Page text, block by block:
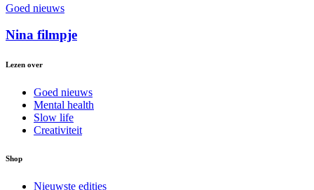
Goed nieuws
Nina filmpje
Lezen over
Goed nieuws
Mental health
Slow life
Creativiteit
Shop
Nieuwste edities